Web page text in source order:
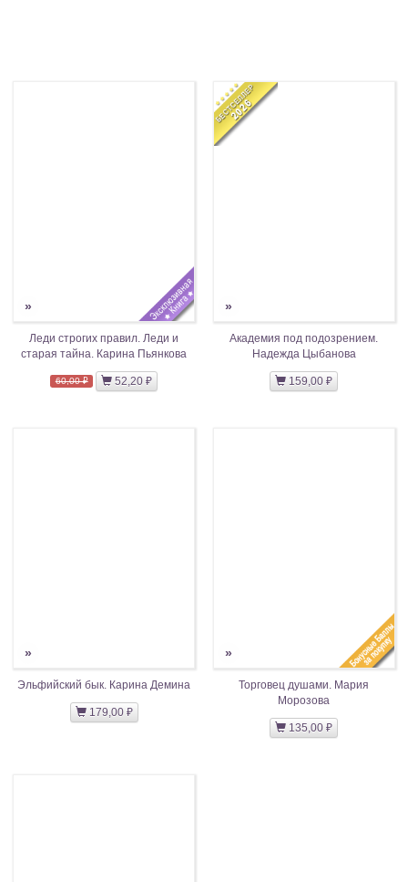
»
Леди строгих правил. Леди и
старая тайна. Карина Пьянкова
60,00 ₽ 52,20 ₽
»
Академия под подозрением.
Надежда Цыбанова
159,00 ₽
»
Эльфийский бык. Карина Демина
179,00 ₽
»
Торговец душами. Мария
Морозова
135,00 ₽